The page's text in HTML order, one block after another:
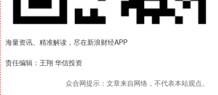
海量资讯、精准解读，尽在新浪财经APP
责任编辑：王翔 华信投资
众合网提示：文章来自网络，不代表本站观点。